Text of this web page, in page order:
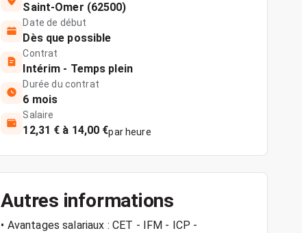
Saint-Omer (62500)
Date de début
Dès que possible
Contrat
Intérim - Temps plein
Durée du contrat
6 mois
Salaire
12,31 € à 14,00 €par heure
Autres informations
• Avantages salariaux : CET - IFM - ICP -